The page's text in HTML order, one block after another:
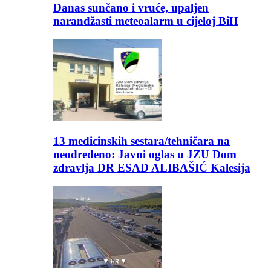
Danas sunčano i vruće, upaljen
narandžasti meteoalarm u cijeloj BiH
13 medicinskih sestara/tehničara na
neodređeno: Javni oglas u JZU Dom
zdravlja DR ESAD ALIBAŠIĆ Kalesija